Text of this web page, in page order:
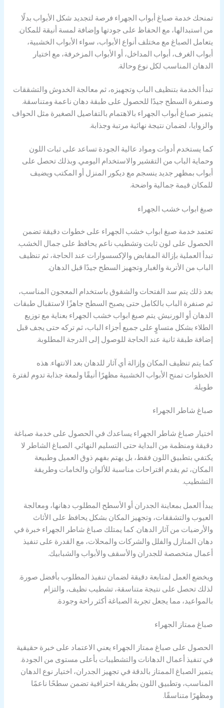
تمنحك خدمة صباغ أبواب الجهراء فرصة لتجديد شكل الأبواب بدلًا
من استبدالها، مع الحفاظ على جودتها وإضافة لمسة أنيقة للمكان.
يتعامل الصباغ مع مختلف أنواع الأبواب، سواء الأبواب الخشبية،
أبواب الغرف، أبواب المداخل، أو الأبواب المزخرفة، مع اختيار
الدهان المناسب لكل نوع وحالة.
تبدأ الخدمة بتنظيف الباب وتجهيزه، ثم معالجة الخدوش والتشققات
وصنفرة السطح جيدًا للحصول على طبقة دهان ناعمة ومتناسقة.
يتميز صباغ أبواب الجهراء بالاهتمام بالتفاصيل الصغيرة مثل الحواف
والزوايا، لضمان نتيجة نهائية مرتبة وجذابة.
كما يستخدم أدوات ومواد عالية الجودة تساعد على ثبات اللون
وحماية الباب من التقشير والاستخدام اليومي. وبذلك تحصل على
أبواب بمظهر جديد ينسجم مع ديكور المنزل أو المكتب ويضيف
للمكان قيمة جمالية واضحة.
صبغ ابواب خشب الجهراء
تعتمد خدمة صبغ ابواب خشب الجهراء على خطوات دقيقة تضمن
الحصول على لون ثابت وتشطيب ناعم يحافظ على جمال الخشب.
تبدأ العملية بإزالة المقابض والإكسسوارات عند الحاجة، ثم تنظيف
الباب من الأتربة والغبار وتجهيز السطح جيدًا قبل الدهان.
بعد ذلك يتم سد الفتحات والشقوق باستخدام المعجون المناسب،
ثم صنفرة الباب بالكامل حتى يصبح السطح جاهزًا لاستقبال طبقات
الدهان أو الورنيش. يتم صبغ ابواب خشب الجهراء بعناية مع توزيع
الطلاء بشكل متساوٍ على جميع أجزاء الباب، ثم تركه حتى يجف قبل
إضافة طبقة ثانية عند الحاجة للوصول إلى الدرجة المطلوبة.
كما يتم تنظيف المكان وإزالة أي آثار للدهان بعد الانتهاء. هذه
الخطوات تمنح الأبواب الخشبية مظهرًا أنيقًا ولمعة جذابة تدوم لفترة
طويلة.
صباغ شاطر الجهراء
اختيار صباغ شاطر الجهراء يساعدك في الحصول على خدمة صباغة
دقيقة ومنظمة من البداية حتى التسليم النهائي. الصباغ الشاطر لا
يكتفي بتطبيق اللون فقط، بل يهتم بفهم ذوق العميل وطبيعة
المكان، ثم يقدم اقتراحات مناسبة للألوان والخامات وطريقة
التشطيب.
يبدأ العمل بمعاينة الجدران أو الأسطح المطلوب دهانها، ومعالجة
العيوب والتشققات، وتجهيز المكان بشكل يحافظ على الأثاث
والأرضيات من آثار الدهان. كما يمتلك صباغ شاطر الجهراء خبرة في
دهان المنازل والفلل والشركات والمحلات، مع القدرة على تنفيذ
أعمال متخصصة للجدران والأسقف والأبواب والشبابيك.
ويخضع العمل لمتابعة دقيقة لضمان تنفيذ المطلوب بأفضل صورة.
لذلك تحصل على نتيجة متناسقة، تشطيب نظيف، والتزام
بالمواعيد، مما يجعل تجربة الصباغة أكثر راحة وجودة.
صباغ ممتاز الجهراء
الحصول على صباغ ممتاز الجهراء يعني الاعتماد على خبرة حقيقية
في تنفيذ أعمال الدهانات والتشطيبات بأعلى مستوى من الجودة.
يتميز الصباغ الممتاز بالدقة في تجهيز الجدران، اختيار نوع الدهان
المناسب، وتطبيق اللون بطريقة احترافية تضمن سطحًا ناعمًا
ومظهرًا متناسقًا.